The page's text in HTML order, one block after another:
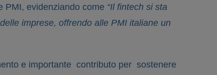
PMI, evidenziando come “Il fintech si sta
imprese, offrendo alle PMI italiane un
e importante contributo per sostenere